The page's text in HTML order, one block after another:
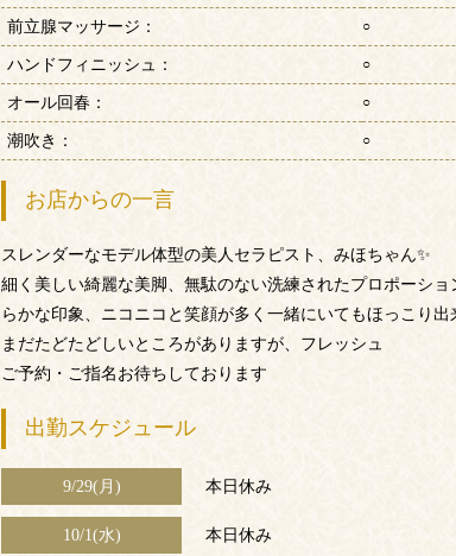
前立腺マッサージ： ○
ハンドフィニッシュ： ○
オール回春： ○
潮吹き： ○
お店からの一言
スレンダーなモデル体型の美人セラピスト、みほちゃん✨
細く美しい綺麗な美脚、無駄のない洗練されたプロポーショ
らかな印象、ニコニコと笑顔が多く一緒にいてもほっこり出
まだたどたどしいところがありますが、フレッシュ
ご予約・ご指名お待ちしております
出勤スケジュール
9/29(月) 本日休み
10/1(水) 本日休み